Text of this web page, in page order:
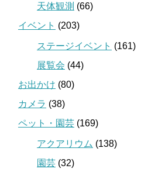
天体観測 (66)
イベント (203)
ステージイベント (161)
展覧会 (44)
お出かけ (80)
カメラ (38)
ペット・園芸 (169)
アクアリウム (138)
園芸 (32)